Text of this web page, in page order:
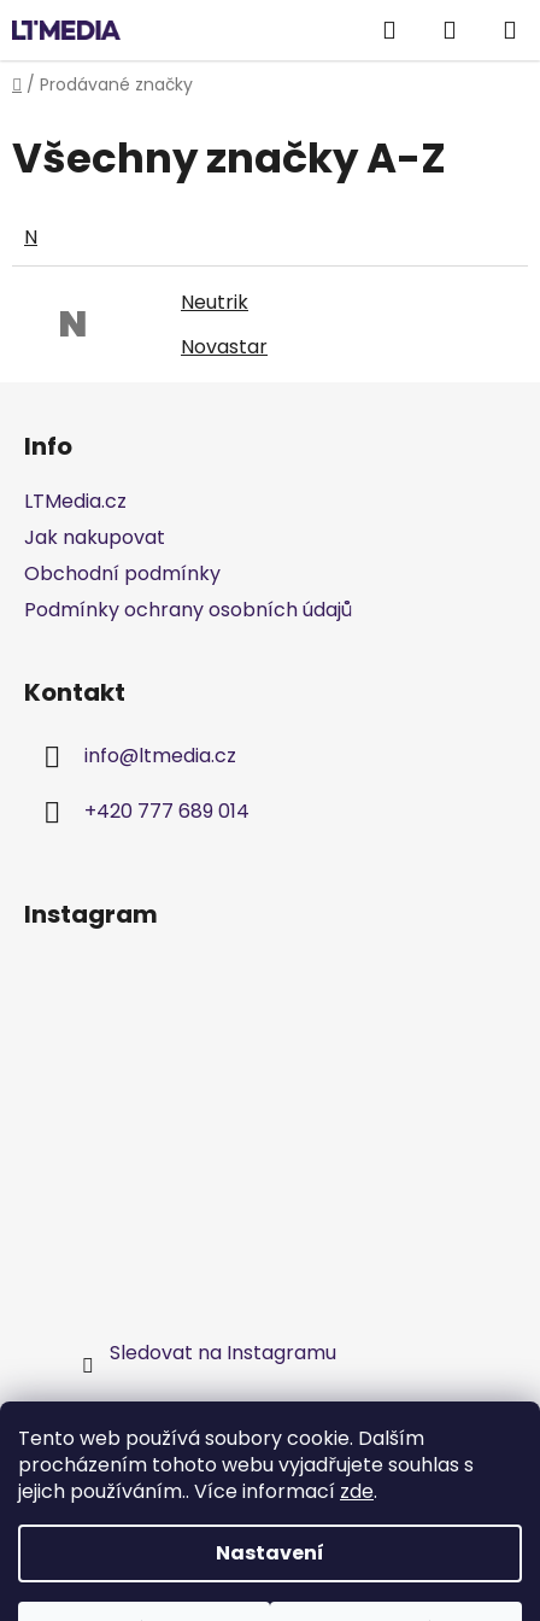
Tento web používá soubory cookie. Dalším
procházením tohoto webu vyjadřujete souhlas s
jejich používáním.. Více informací zde.
Nastavení
na
obsah
Hledat
KOŠÍK
Domů
/ Prodávané značky
Všechny značky A-Z
N
N
Neutrik
Novastar
Info
LTMedia.cz
Jak nakupovat
Obchodní podmínky
Podmínky ochrany osobních údajů
Kontakt
info@ltmedia.cz
+420 777 689 014
Instagram
Sledovat na Instagramu
Nákupní košík
0KS /0 KČ
Vytvořil Shoptet